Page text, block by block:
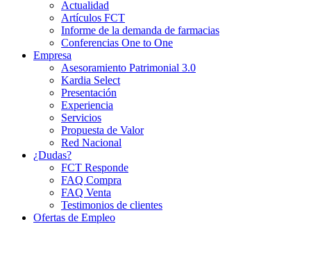
Actualidad
Artículos FCT
Informe de la demanda de farmacias
Conferencias One to One
Empresa
Asesoramiento Patrimonial 3.0
Kardia Select
Presentación
Experiencia
Servicios
Propuesta de Valor
Red Nacional
¿Dudas?
FCT Responde
FAQ Compra
FAQ Venta
Testimonios de clientes
Ofertas de Empleo